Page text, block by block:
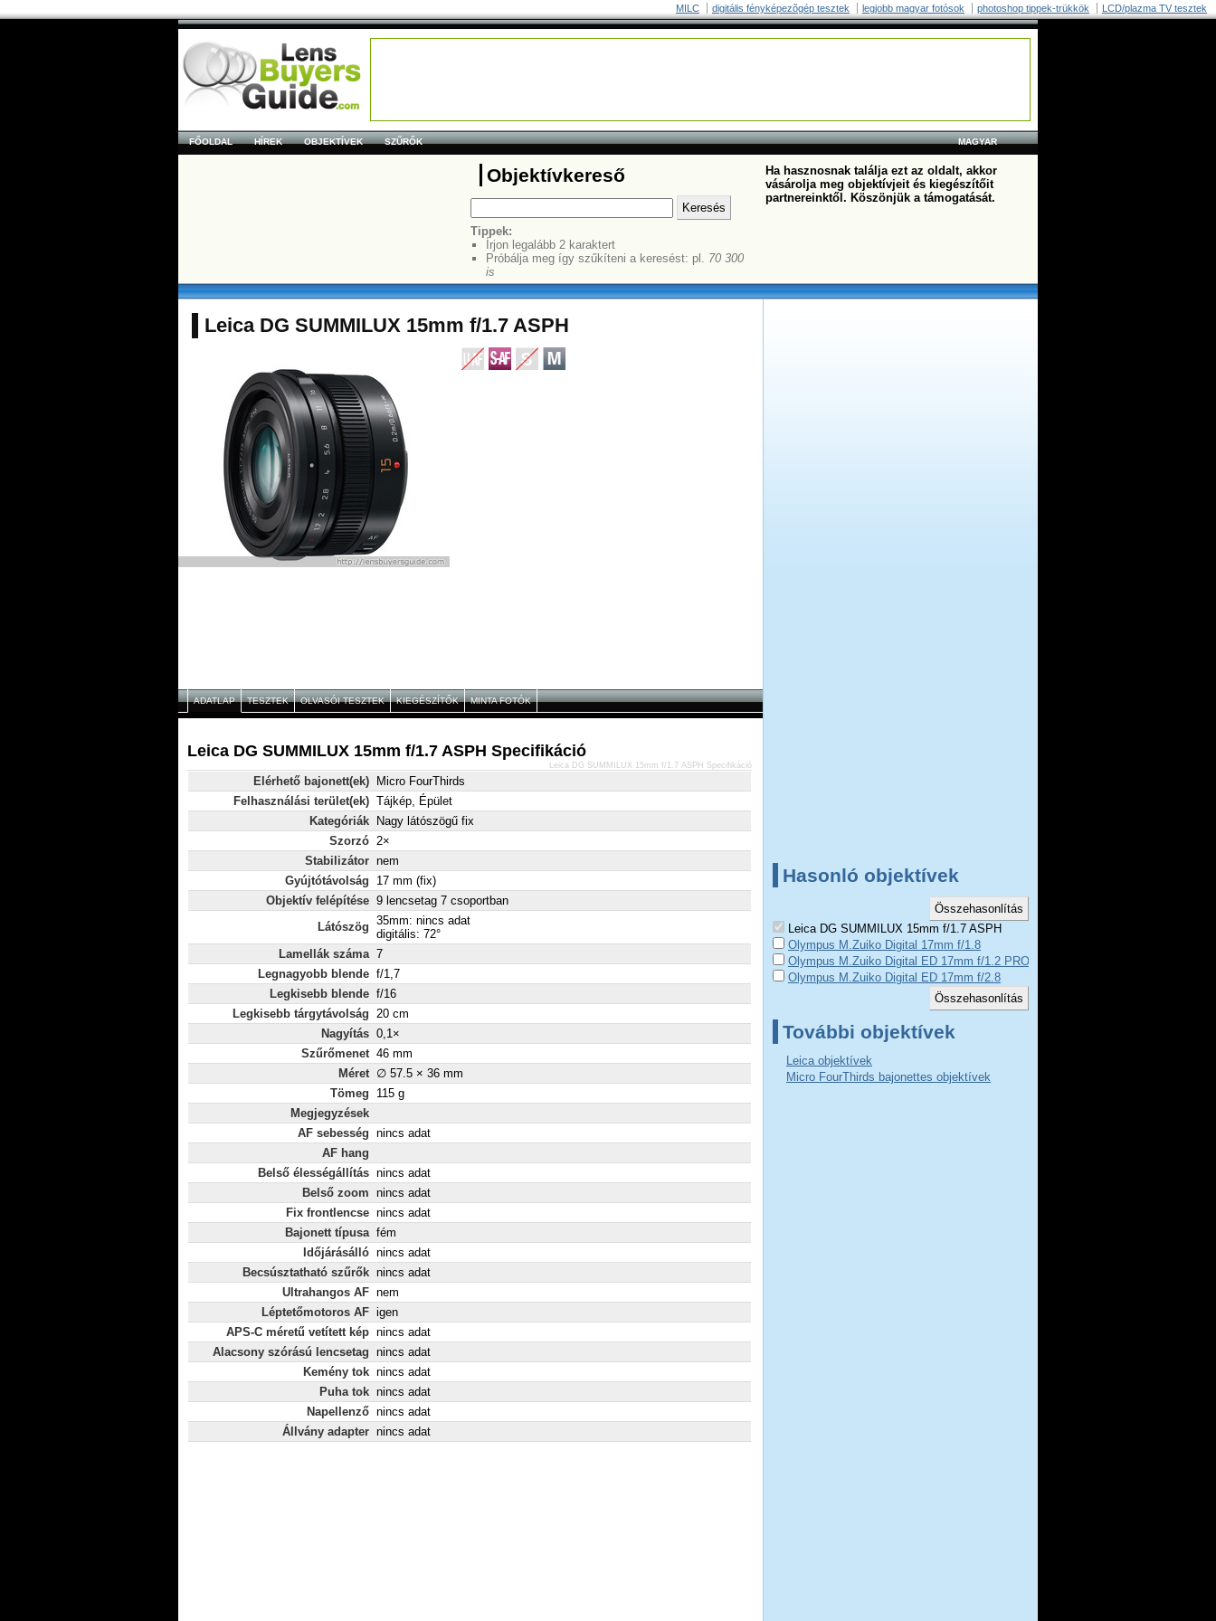
MILC digitális fényképezõgép tesztek legjobb magyar fotósok photoshop tippek-trükkök LCD/plazma TV tesztek
MAGYAR
FŐOLDAL HÍREK OBJEKTÍVEK SZŰRŐK
Objektívkereső
Tippek:
Írjon legalább 2 karaktert
Próbálja meg így szűkíteni a keresést: pl. 70 300
is
Ha hasznosnak találja ezt az oldalt, akkor
vásárolja meg objektívjeit és kiegészítőit
partnereinktől. Köszönjük a támogatását.
Leica DG SUMMILUX 15mm f/1.7 ASPH
ADATLAP TESZTEK OLVASÓI TESZTEK KIEGÉSZÍTŐK MINTA FOTÓK
Leica DG SUMMILUX 15mm f/1.7 ASPH Specifikáció
Elérhető bajonett(ek)
Micro FourThirds
Felhasználási terület(ek) Tájkép, Épület
Kategóriák
Nagy látószögű fix
Szorzó 2×
Stabilizátor nem
Gyújtótávolság
17 mm (fix)
Objektív felépítése 9 lencsetag 7 csoportban
Látószög 35mm: nincs adat
digitális: 72°
Lamellák száma 7
Legnagyobb blende f/1,7
Legkisebb blende f/16
Legkisebb tárgytávolság 20 cm
Nagyítás 0,1×
Szűrőmenet 46 mm
Méret ∅ 57.5 × 36 mm
Tömeg
115 g
Megjegyzések
AF sebesség nincs adat
AF hang
Belső élességállítás nincs adat
Belső zoom nincs adat
Fix frontlencse nincs adat
Bajonett típusa fém
Időjárásálló nincs adat
Becsúsztatható szűrők nincs adat
Ultrahangos AF nem
Léptetőmotoros AF igen
APS-C méretű vetített kép nincs adat
Alacsony szórású lencsetag nincs adat
Kemény tok nincs adat
Puha tok nincs adat
Napellenző nincs adat
Állvány adapter nincs adat
Leica DG SUMMILUX 15mm f/1.7 ASPH Specifikáció
Hasonló objektívek
Leica DG SUMMILUX 15mm f/1.7 ASPH
Olympus M.Zuiko Digital 17mm f/1.8
Olympus M.Zuiko Digital ED 17mm f/1.2 PRO
Olympus M.Zuiko Digital ED 17mm f/2.8
További objektívek
Leica objektívek
Micro FourThirds bajonettes objektívek